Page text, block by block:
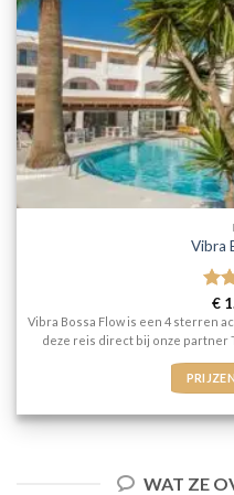
Vibra
4
€
Vibra Bossa Flow is een 4 sterren
deze reis direct bij onze partner
WAT ZE